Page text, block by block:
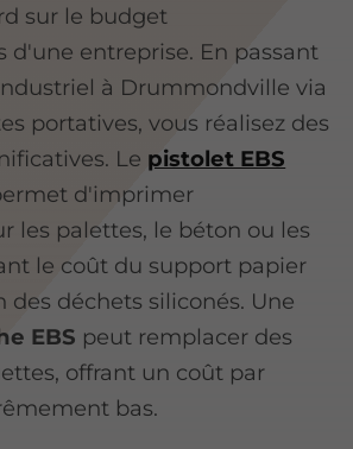
sur le budget
d'une entreprise. En passant
à Drummondville via
portatives, vous réalisez des
Le pistolet EBS
d'imprimer
les palettes, le béton ou les
le coût du support papier
des déchets siliconés. Une
EBS peut remplacer des
offrant un coût par
bas.